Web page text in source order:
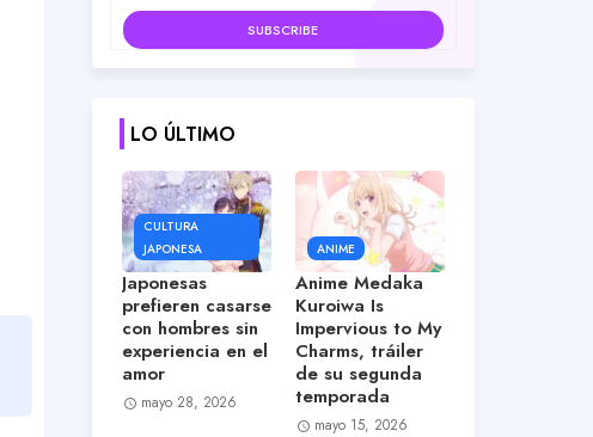
LO ÚLTIMO
CULTURA
JAPONESA
Japonesas
prefieren casarse
con hombres sin
experiencia en el
amor
mayo 28, 2026
ANIME
Anime Medaka
Kuroiwa Is
Impervious to My
Charms, tráiler
de su segunda
temporada
mayo 15, 2026